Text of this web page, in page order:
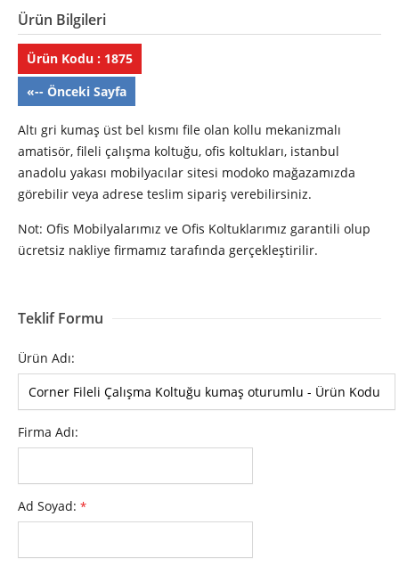
Ürün Bilgileri
Ürün Kodu : 1875
«-- Önceki Sayfa
Altı gri kumaş üst bel kısmı file olan kollu mekanizmalı
amatisör, fileli çalışma koltuğu, ofis koltukları, istanbul
anadolu yakası mobilyacılar sitesi modoko mağazamızda
görebilir veya adrese teslim sipariş verebilirsiniz.
Not: Ofis Mobilyalarımız ve Ofis Koltuklarımız garantili olup
ücretsiz nakliye firmamız tarafında gerçekleştirilir.
Teklif Formu
Ürün Adı:
Firma Adı:
Ad Soyad: *